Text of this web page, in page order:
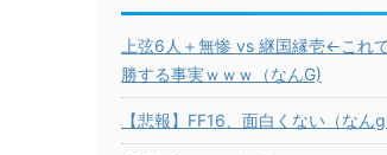
上弦6人＋無惨 vs 継国縁壱←これ
勝する事実ｗｗｗ（なんG)
【悲報】FF16、面白くない（なんg